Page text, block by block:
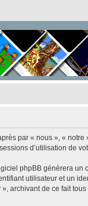
par « nous », « notre
d’utilisation de
phpBB génèrera
utilisateur et un
de ce fait